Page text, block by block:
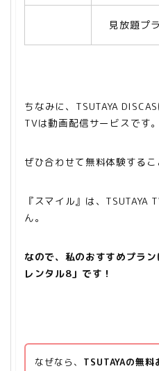
見放題プ
ちなみに、TSUTAYA
TVは動画配信サービスです。
ぜひ合わせて無料体験するこ
『スマイル』は、TSUTAYA
ん。
なので、私のおすすめプラ
レンタル8」です！
なぜなら、 TSUTAYAの無